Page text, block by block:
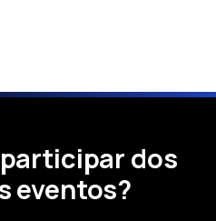
dos
eventos?